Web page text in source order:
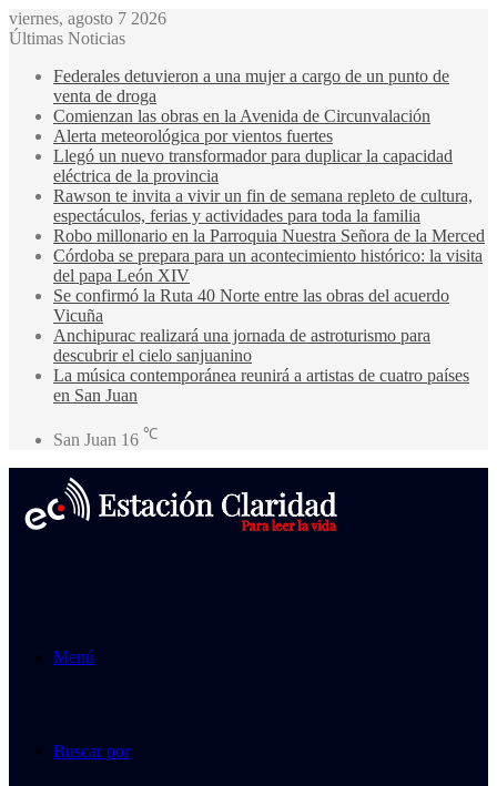
viernes, agosto 7 2026
Últimas Noticias
Federales detuvieron a una mujer a cargo de un punto de
venta de droga
Comienzan las obras en la Avenida de Circunvalación
Alerta meteorológica por vientos fuertes
Llegó un nuevo transformador para duplicar la capacidad
eléctrica de la provincia
Rawson te invita a vivir un fin de semana repleto de cultura,
espectáculos, ferias y actividades para toda la familia
Robo millonario en la Parroquia Nuestra Señora de la Merced
Córdoba se prepara para un acontecimiento histórico: la visita
del papa León XIV
Se confirmó la Ruta 40 Norte entre las obras del acuerdo
Vicuña
Anchipurac realizará una jornada de astroturismo para
descubrir el cielo sanjuanino
La música contemporánea reunirá a artistas de cuatro países
en San Juan
San Juan 16 ℃
Menú
Buscar por